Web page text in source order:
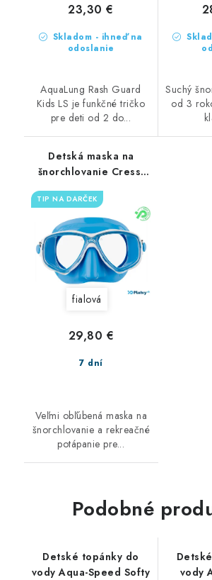
Skladom - ihneď na
odoslanie
23,30 €
AquaLung Rash Guard
Kids LS je funkčné tričko
pre deti od 2 do...
Suchý
od 3
Detská maska na
šnorchlovanie Cressi
TIP NA DARČEK
fialová
7 dní
29,80 €
Veľmi obľúbená maska na
šnorchlovanie a rekreačné
potápanie pre...
Podobné
Detské topánky do
vody Aqua-Speed Softy
vody